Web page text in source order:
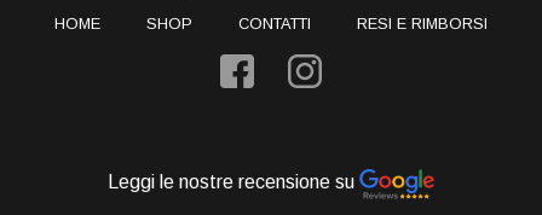
HOME SHOP CONTATTI RESI E RIMBORSI
Leggi le nostre recensione su